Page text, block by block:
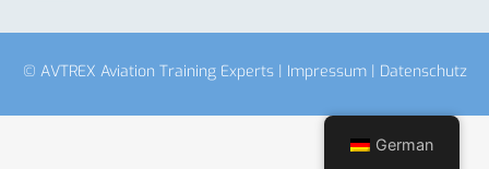
© AVTREX Aviation Training Experts | Impressum| Datenschutz
German